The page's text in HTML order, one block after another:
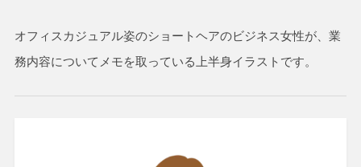
オフィスカジュアル姿のショートヘアのビジネス女性が、業
務内容についてメモを取っている上半身イラストです。